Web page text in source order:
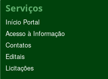
Serviços
Início Portal
Acesso à Informação
Contatos
Editais
Licitações